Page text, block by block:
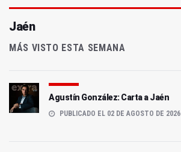
Jaén
MÁS VISTO ESTA SEMANA
Agustín González: Carta a Jaén
PUBLICADO EL 02 DE AGOSTO DE 2026